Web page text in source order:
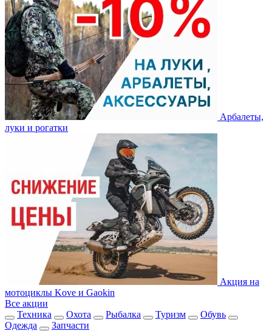
Арбалеты,
луки и рогатки
Акция на
мотоциклы Kove и Gaokin
Все акции
Техника
Охота Рыбалка Туризм
Обувь
Одежда
Запчасти